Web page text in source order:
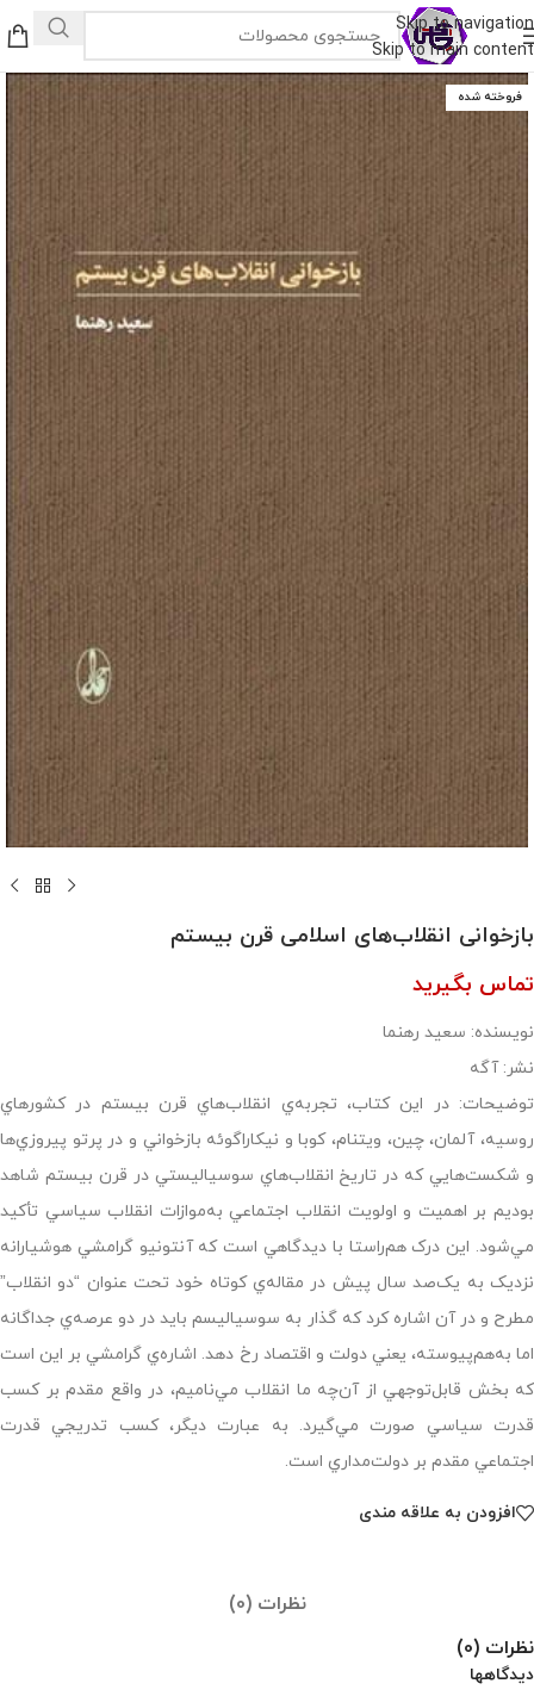
Skip to navigation
Skip to main content
فروخته شده
بازخوانی انقلاب‌های اسلامی قرن بیستم
تماس بگیرید
نویسنده: سعید رهنما
نشر: آگه
توضیحات: در اين کتاب، تجربه‌ي انقلاب‌هاي قرن بيستم در کشورهاي
روسيه، آلمان، چين، ويتنام، کوبا و نيکاراگوئه بازخواني و در پرتو پيروزي‌ها
و شکست‌هايي که در تاريخ انقلاب‌هاي سوسياليستي در قرن بيستم شاهد
بوديم بر اهميت و اولويت انقلاب اجتماعي به‌موازات انقلاب سياسي تأکيد
مي‌شود. اين درک هم‌راستا با ديدگاهي است که آنتونيو گرامشي هوشيارانه
نزديک به يک‌صد سال پيش در مقاله‌ي کوتاه خود تحت عنوان “دو انقلاب”
مطرح و در آن اشاره کرد که گذار به سوسياليسم بايد در دو عرصه‌ي جداگانه
اما به‌هم‌پيوسته، يعني دولت و اقتصاد رخ دهد. اشاره‌ي گرامشي بر اين است
که بخش قابل‌توجهي از آن‌چه ما انقلاب مي‌ناميم، در واقع مقدم بر کسب
قدرت سياسي صورت مي‌گيرد. به عبارت ديگر، کسب تدريجي قدرت
اجتماعي مقدم بر دولت‌مداري است.
افزودن به علاقه مندی
نظرات (0)
نظرات (0)
دیدگاهها